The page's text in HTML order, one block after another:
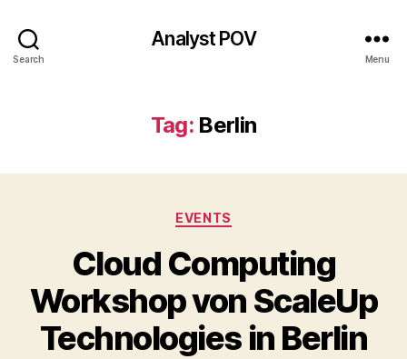
Search
Analyst POV
Menu
Tag: Berlin
Categories
EVENTS
Cloud Computing
Workshop von ScaleUp
Technologies in Berlin